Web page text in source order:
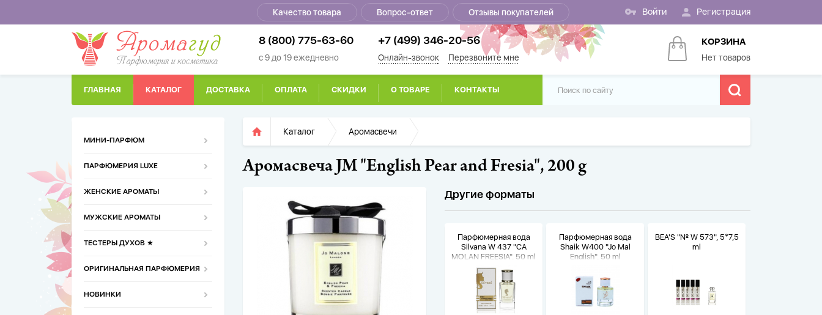
Качество товара Вопрос-ответ Отзывы покупателей Войти Регистрация
8 (800) 775-63-60
с 9 до 19 ежедневно
+7 (499) 346-20-56
Онлайн-звонок Перезвоните мне
КОРЗИНА
Нет товаров
ГЛАВНАЯ КАТАЛОГ ДОСТАВКА ОПЛАТА СКИДКИ О ТОВАРЕ КОНТАКТЫ
МИНИ-ПАРФЮМ
ПАРФЮМЕРИЯ LUXE
ЖЕНСКИЕ АРОМАТЫ
МУЖСКИЕ АРОМАТЫ
ТЕСТЕРЫ ДУХОВ ★
ОРИГИНАЛЬНАЯ ПАРФЮМЕРИЯ
НОВИНКИ
Главная
Каталог Аромасвечи
Аромасвеча JM "English Pear and Fresia", 200 g
Другие форматы
Парфюмерная вода
Silvana W 437 "CA
MOLAN FREESIA", 50 ml
Парфюмерная вода
Shaik W400 "Jo Mal
English", 50 ml
BEA'S "№ W 573", 5*7,5
ml